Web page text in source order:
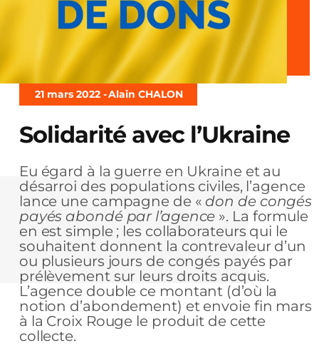
21 mars 2022 -Alain CHALON
Solidarité avec l’Ukraine
Eu égard à la guerre en Ukraine et au
désarroi des populations civiles, l’agence
lance une campagne de «don de congés
payés abondé par l’agence ». La formule
en est simple ; les collaborateurs qui le
souhaitent donnent la contrevaleur d’un
ou plusieurs jours de congés payés par
prélèvement sur leurs droits acquis.
L’agence double ce montant (d’où la
notion d’abondement) et envoie fin mars
à la Croix Rouge le produit de cette
collecte.